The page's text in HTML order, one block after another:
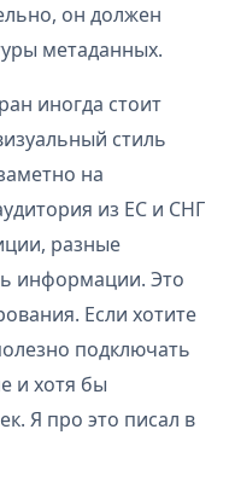
он должен
метаданных.
иногда стоит
стиль
на
из ЕС и СНГ
разные
информации. Это
Если хотите
подключать
и хотя бы
Я про это писал в